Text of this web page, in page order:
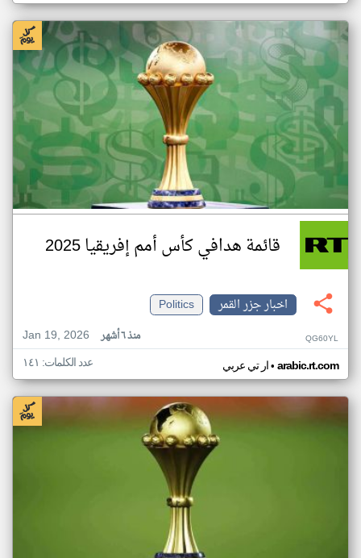
قائمة هدافي كأس أمم إفريقيا 2025
اخبار جزر القمر
Politics
Jan 19, 2026
منذ ٦ أشهر QG60YL
ار تي عربي• arabic.rt.com عدد الكلمات: ١٤١